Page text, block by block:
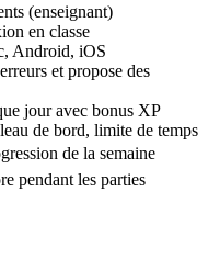
(enseignant)
en classe
Android, iOS
et propose des
jour avec bonus XP
de bord, limite de temps
de la semaine
pendant les parties